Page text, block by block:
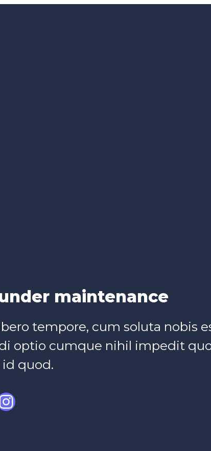
maintenance
tempore, cum soluta nobis
optio cumque nihil impedit
quod.